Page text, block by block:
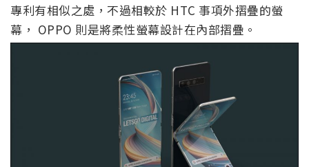
專利有相似之處，不過相較於 HTC 事項外摺疊的螢
幕， OPPO 則是將柔性螢幕設計在內部摺疊。